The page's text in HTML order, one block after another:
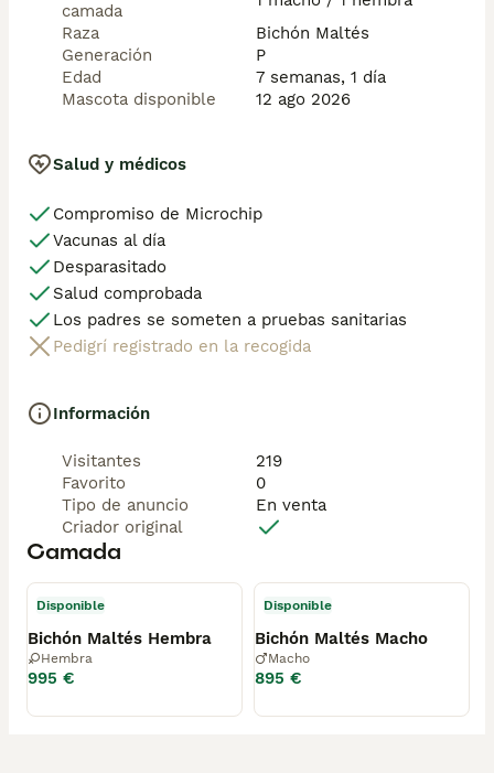
camada
Raza
Bichón Maltés
Generación
P
Edad
7 semanas, 1 día
Mascota disponible
12 ago 2026
Salud y médicos
Compromiso de Microchip
Vacunas al día
Desparasitado
Salud comprobada
Los padres se someten a pruebas sanitarias
Pedigrí registrado en la recogida
Información
Visitantes
219
Favorito
0
Tipo de anuncio
En venta
Criador original
Camada
Disponible
Bichón Maltés Hembra
Hembra
995 €
Disponible
Bichón Maltés Macho
Macho
895 €